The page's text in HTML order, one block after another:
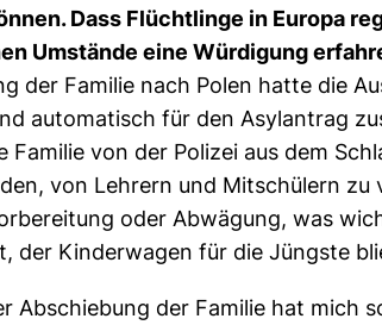
Dass Flüchtlinge in Europa
Umstände eine Würdigung
der Familie nach Polen hatte die
automatisch für den Asylantrag
Familie von der Polizei aus dem
von Lehrern und Mitschülern zu
oder Abwägung, was
der Kinderwagen für die Jüngste
Abschiebung der Familie hat mich